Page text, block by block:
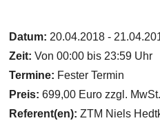
Datum: 20.04.2018 -
Zeit: Von 00:00 bis 23:59 Uhr
Termine: Fester Termin
Preis: 699,00 Euro zzgl. MwSt.
Referent(en):ZTM Niels